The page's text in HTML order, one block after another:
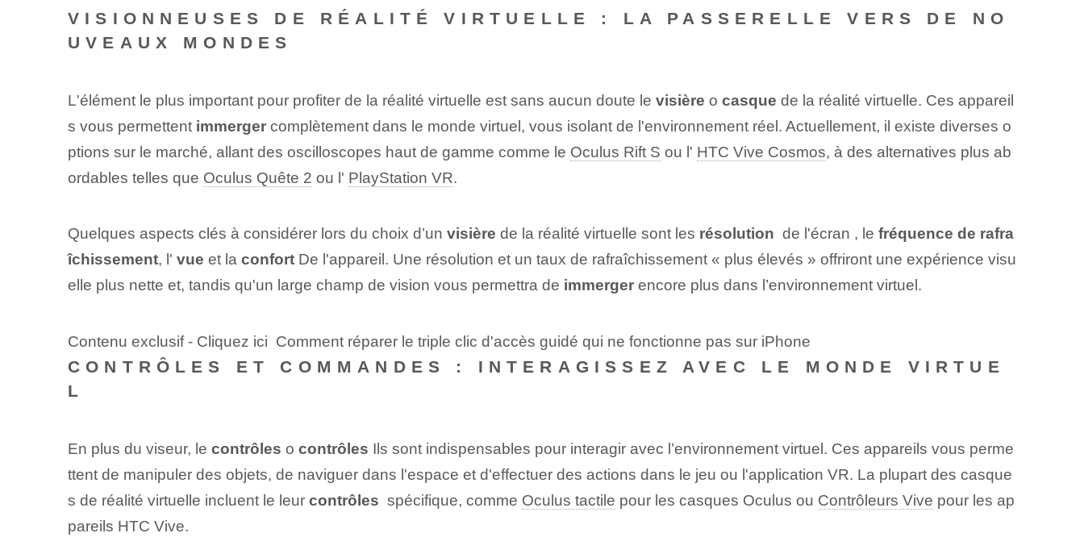
VISIONNEUSES DE RÉALITÉ VIRTUELLE : LA PASSERELLE VERS DE NO
UVEAUX MONDES
L'élément le plus important pour profiter de la réalité virtuelle est sans aucun doute le visière o casque de la réalité virtuelle. Ces appareil
s vous permettent immergercomplètement dans le monde virtuel, vous isolant de l'environnement réel. Actuellement, il existe diverses o
ptions sur le marché, allant des oscilloscopes haut de gamme comme le Oculus Rift S ou l' HTC Vive⁣ Cosmos, ‍à des alternatives plus ab
ordables telles que Oculus Quête 2 ou l' PlayStation VR.
Quelques aspects clés à considérer lors du choix d’un visière de la réalité virtuelle sont les résolution ‌ de l'écran ‌, le fréquence de rafra
îchissement, l' vue et la confortDe l'appareil. Une résolution et un taux de rafraîchissement « plus élevés » offriront une expérience visu
elle plus nette et⁤, tandis qu'un large champ de vision vous permettra de immerger‌encore plus dans ⁣l’environnement virtuel.
Contenu exclusif - Cliquez ici Comment réparer le triple clic d'accès guidé qui ne fonctionne pas sur iPhone
CONTRÔLES ET COMMANDES : INTERAGISSEZ AVEC LE MONDE VIRTUE
L
En plus du viseur, le contrôles o contrôles Ils sont indispensables pour interagir avec l’environnement virtuel. Ces appareils vous perme
ttent de manipuler des objets, de naviguer dans l'espace et d'effectuer des actions dans le jeu ou l'application VR. La plupart⁢ des casque
s de réalité virtuelle incluent le leur contrôles ⁣ spécifique, comme Oculus tactile pour les casques Oculus ou Contrôleurs Vive pour les ap
pareils HTC Vive.